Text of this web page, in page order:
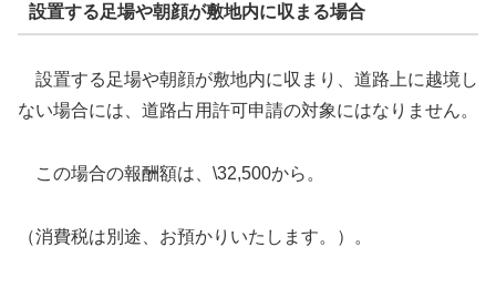
設置する足場や朝顔が敷地内に収まる場合
設置する足場や朝顔が敷地内に収まり、道路上に越境し
ない場合には、道路占用許可申請の対象にはなりません。
この場合の報酬額は、\32,500から。
（消費税は別途、お預かりいたします。）。